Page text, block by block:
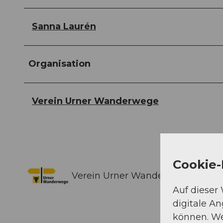
Sanna Laurén
Organisation
Verein Urner Wanderwege
Verein Urner Wanderwege
Auf dieser
digitale
können.